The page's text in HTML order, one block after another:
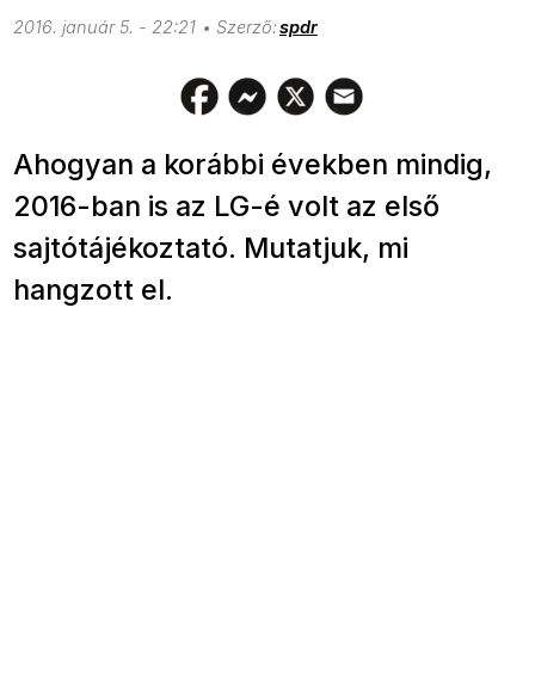
2016. január 5. - 22:21 spdr
Ahogyan a korábbi években mindig,
2016-ban is az LG-é volt az első
sajtótájékoztató. Mutatjuk, mi
hangzott el.